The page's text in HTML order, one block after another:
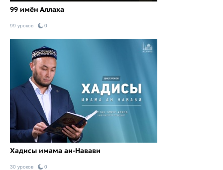
99 имён Аллаха
99 уроков 0
Хадисы имама ан-Навави
30 уроков 0